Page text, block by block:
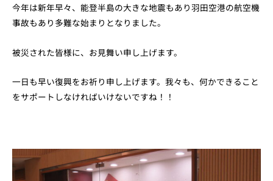
今年は新年早々、能登半島の大きな地震もあり羽田空港の航空機
事故もあり多難な始まりとなりました。
被災された皆様に、お見舞い申し上げます。
一日も早い復興をお祈り申し上げます。我々も、何かできること
をサポートしなければいけないですね！！